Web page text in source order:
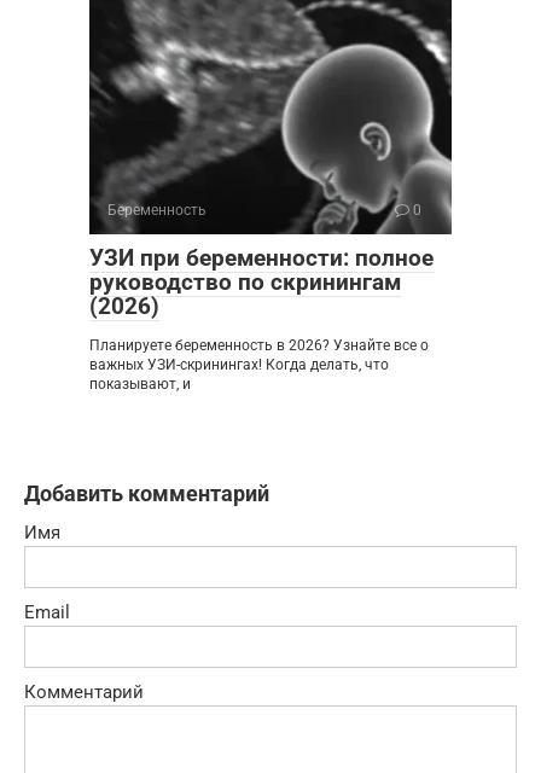
Беременность 0
УЗИ при беременности: полное
руководство по скринингам
(2026)
Планируете беременность в 2026? Узнайте все о
важных УЗИ-скринингах! Когда делать, что
показывают, и
Добавить комментарий
Имя
Email
Комментарий